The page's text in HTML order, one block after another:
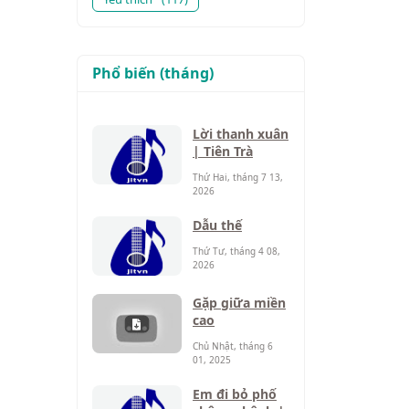
Phổ biến (tháng)
Lời thanh xuân
| Tiên Trà
Thứ Hai, tháng 7 13,
2026
Dẫu thế
Thứ Tư, tháng 4 08,
2026
Gặp giữa miền
cao
Chủ Nhật, tháng 6
01, 2025
Em đi bỏ phố